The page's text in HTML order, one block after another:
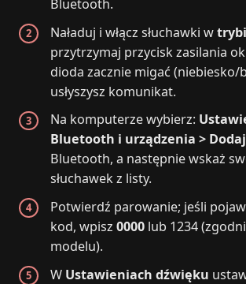
Bluetooth.
Naładuj i włącz słuchawki w
przytrzymaj przycisk zasilania
dioda zacznie migać (niebiesko/
usłyszysz komunikat.
Na komputerze wybierz:
Bluetooth i urządzenia >
Bluetooth, a następnie wskaż
słuchawek z listy.
Potwierdź parowanie; jeśli
kod, wpisz0000 lub 1234
modelu).
W Ustawieniach dźwięku